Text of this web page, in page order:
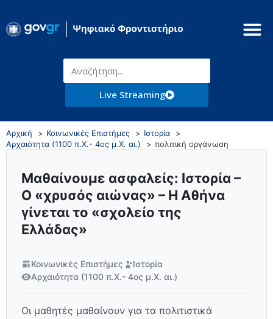
Live Streaming
Αρχική Κοινωνικές Επιστήμες
Ιστορία
Αρχαιότητα (1100 π.Χ.- 4ος μ.Χ. αι.)
πολιτική οργάνωση
Μαθαίνουμε ασφαλείς: Ιστορία –
Ο «χρυσός αιώνας» – Η Αθήνα
γίνεται το «σχολείο της
Ελλάδας»
Κοινωνικές Επιστήμες
Ιστορία
Αρχαιότητα (1100 π.Χ.- 4ος μ.Χ. αι.)
Οι μαθητές μαθαίνουν για τα πολιτιστικά